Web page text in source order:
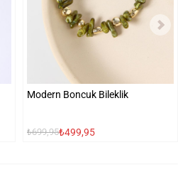
Modern Boncuk Bileklik
₺699,95₺499,95